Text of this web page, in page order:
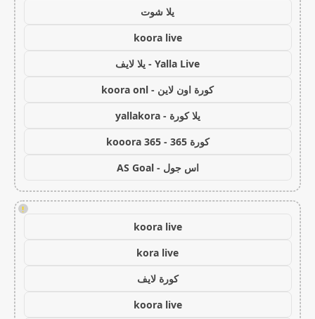
يلا شوت
koora live
Yalla Live - يلا لايف
كورة اون لاين - koora onl
يلا كورة - yallakora
كورة 365 - kooora 365
اس جول - AS Goal
!
koora live
kora live
كورة لايف
koora live